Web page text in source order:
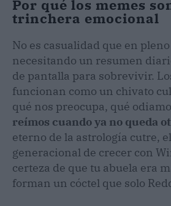
Por qué los memes
trinchera emocional
No es casualidad que en
necesitando un resumen
de pantalla para sobrevivir.
funcionan como un chivato
qué nos preocupa, qué
reímos cuando ya no queda
eterno de la astrología cutre,
generacional de crecer con
certeza de que tu abuela era
forman un cóctel que solo